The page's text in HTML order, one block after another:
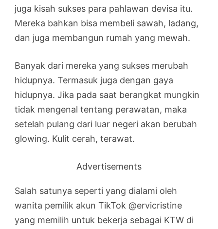
juga kisah sukses para pahlawan devisa itu.
Mereka bahkan bisa membeli sawah, ladang,
dan juga membangun rumah yang mewah.
Banyak dari mereka yang sukses merubah
hidupnya. Termasuk juga dengan gaya
hidupnya. Jika pada saat berangkat mungkin
tidak mengenal tentang perawatan, maka
setelah pulang dari luar negeri akan berubah
glowing. Kulit cerah, terawat.
Advertisements
Salah satunya seperti yang dialami oleh
wanita pemilik akun TikTok @ervicristine
yang memilih untuk bekerja sebagai KTW di